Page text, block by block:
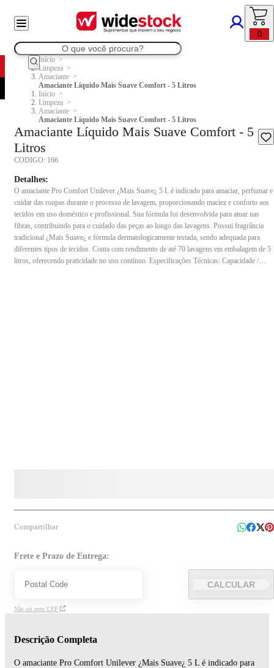
0
Início
Limpeza
Amaciante
Amaciante Líquido Mais Suave Comfort - 5 Litros
Início
Limpeza
Amaciante
Amaciante Líquido Mais Suave Comfort - 5 Litros
Amaciante Líquido Mais Suave Comfort - 5
Litros
CODIGO: 166
Detalhes:
O amaciante Pro Comfort Unilever ¿Mais Suave¿ 5 L é indicado para amaciar, perfumar e
cuidar das roupas durante o processo de lavagem, proporcionando maciez e conforto aos
tecidos em uso doméstico e profissional. Sua fórmula foi desenvolvida para atuar nas
fibras, contribuindo para o cuidado das peças ao longo das lavagens. Possui fragrância
tradicional ¿Mais Suave¿ e fórmula dermatologicamente testada, sendo adequada para
diferentes tipos de tecidos. Conta com rendimento de até 70 lavagens em embalagem de 5
litros, oferecendo praticidade no uso contínuo. Especificações Técnicas: Capacidade /
Compartilhar
Frete e Prazo de Entrega:
CALCULAR
Não sei meu CEP
Descrição Completa
O amaciante Pro Comfort Unilever ¿Mais Suave¿ 5 L é indicado para